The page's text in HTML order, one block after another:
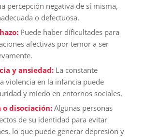
percepción negativa de sí misma,
o defectuosa.
Puede haber dificultades para
afectivas por temor a ser
y ansiedad:La constante
violencia en la infancia puede
y miedo en entornos sociales.
disociación:Algunas personas
de su identidad para evitar
lo que puede generar depresión y